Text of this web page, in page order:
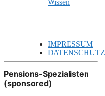
Wissen
IMPRESSUM
DATENSCHUTZ
Pensions-Spezialisten
(sponsored)